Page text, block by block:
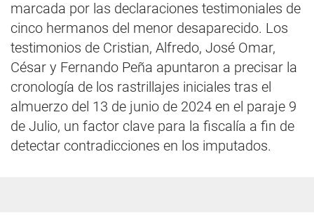
marcada por las declaraciones testimoniales de
cinco hermanos del menor desaparecido. Los
testimonios de Cristian, Alfredo, José Omar,
César y Fernando Peña apuntaron a precisar la
cronología de los rastrillajes iniciales tras el
almuerzo del 13 de junio de 2024 en el paraje 9
de Julio, un factor clave para la fiscalía a fin de
detectar contradicciones en los imputados.